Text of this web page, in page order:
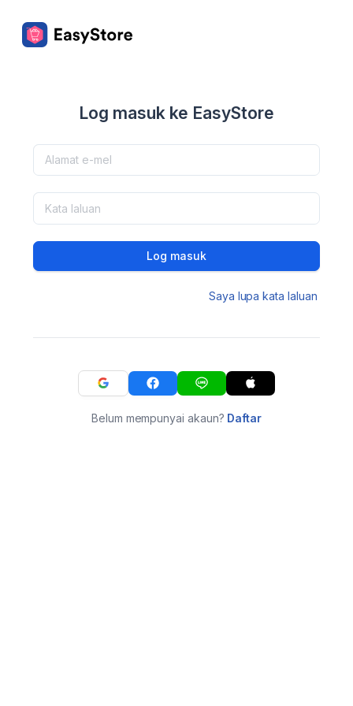
Log masuk ke EasyStore
Log masuk
Saya lupa kata laluan
Belum mempunyai akaun? Daftar